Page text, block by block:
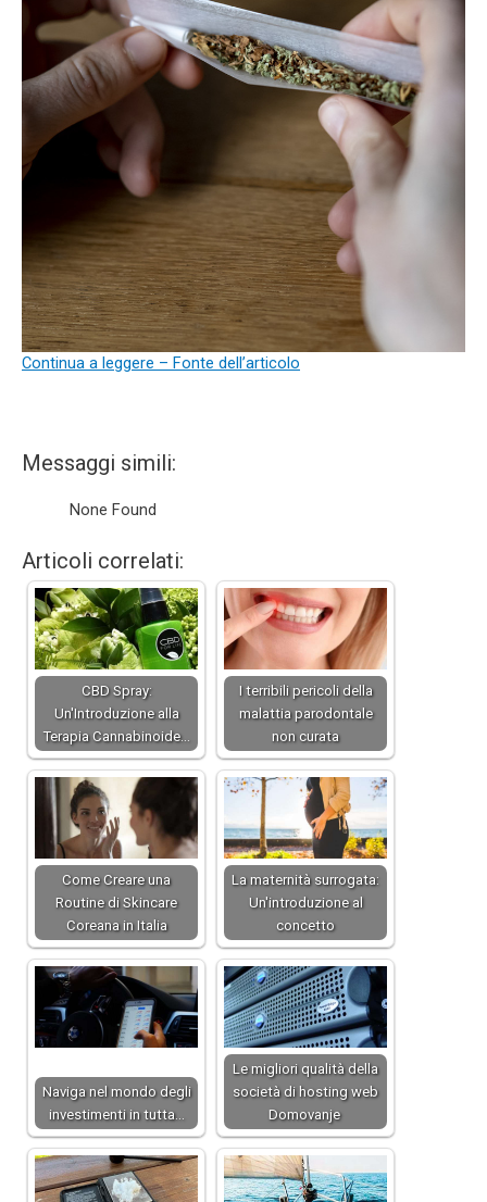
Continua a leggere – Fonte dell’articolo
Messaggi simili:
None Found
Articoli correlati:
CBD Spray:
Un'Introduzione alla
Terapia Cannabinoide…
I terribili pericoli della
malattia parodontale
non curata
Come Creare una
Routine di Skincare
Coreana in Italia
La maternità surrogata:
Un'introduzione al
concetto
Naviga nel mondo degli
investimenti in tutta…
Le migliori qualità della
società di hosting web
Domovanje